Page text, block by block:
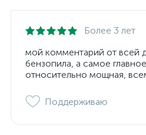
Более 3 лет
мой комментарий от всей
бензопила, а самое
относительно мощная,
Поддерживаю